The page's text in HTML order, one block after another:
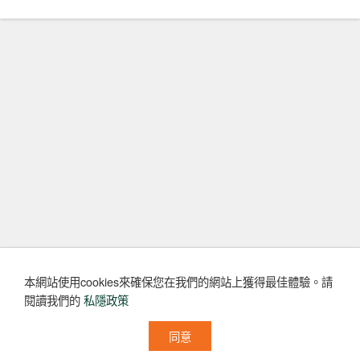
本網站使用cookies來確保您在我們的網站上獲得最佳體驗。請
閱讀我們的私隱政策
同意